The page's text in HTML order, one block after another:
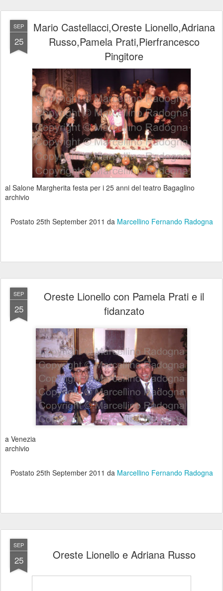
SEP
25
Mario Castellacci,Oreste Lionello,Adriana
Russo,Pamela Prati,Pierfrancesco
Pingitore
al Salone Margherita festa per i 25 anni del teatro Bagaglino
archivio
Postato 25th September 2011 da Marcellino Fernando Radogna
SEP
25
Oreste Lionello con Pamela Prati e il
fidanzato
a Venezia
archivio
Postato 25th September 2011 da Marcellino Fernando Radogna
SEP
25 Oreste Lionello e Adriana Russo